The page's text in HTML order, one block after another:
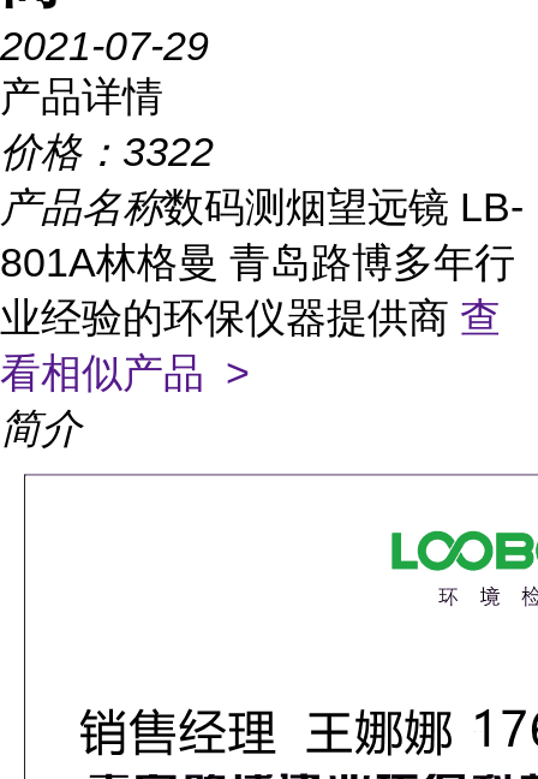
2021-07-29
产品详情
价格： 3322
产品名称数码测烟望远镜 LB-
801A林格曼 青岛路博多年行
业经验的环保仪器提供商 查
看相似产品 >
简介